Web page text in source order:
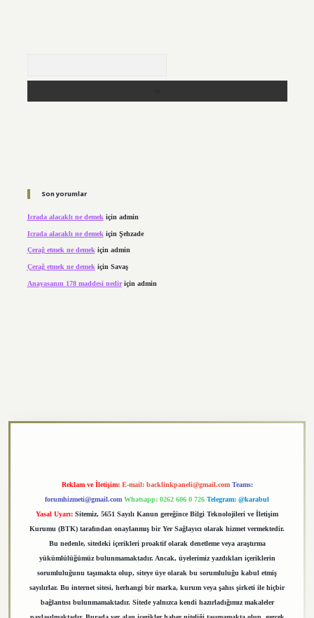
Son yorumlar
Icrada alacaklı ne demek için admin
Icrada alacaklı ne demek için Şehzade
Çerağ etmek ne demekiçin admin
Çerağ etmek ne demek için Savaş
Anayasanın 178 maddesi nediriçin admin
Reklam ve İletişim: E-mail: backlinkpaneli@gmail.com Teams:
forumhizmeti@gmail.com Whatsapp: 0262 606 0 726 Telegram: @karabul
Yasal Uyarı: Sitemiz, 5651 Sayılı Kanun gereğince Bilgi Teknolojileri ve İletişim
Kurumu (BTK) tarafından onaylanmış bir Yer Sağlayıcı olarak hizmet vermektedir.
Bu nedenle, sitedeki içerikleri proaktif olarak denetleme veya araştırma
yükümlülüğümüz bulunmamaktadır. Ancak, üyelerimiz yazdıkları içeriklerin
sorumluluğunu taşımakta olup, siteye üye olarak bu sorumluluğu kabul etmiş
sayılırlar. Bu internet sitesi, herhangi bir marka, kurum veya şahıs şirketi ile hiçbir
bağlantısı bulunmamaktadır. Sitede yalnızca kendi hazırladığımız makaleler